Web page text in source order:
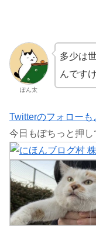
ぽん太
多少は
んです
Twitterのフォローも
今日もぽちっと押し